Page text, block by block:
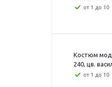
от 1 до 10
Костюм мод
240, цв.
от 1 до 10